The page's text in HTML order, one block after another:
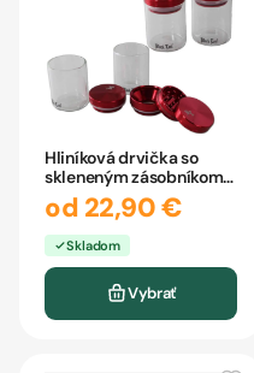
Hliníková drvička so
skleneným zásobníkom
3-dielna
od 22,90 €
Skladom
Vybrať